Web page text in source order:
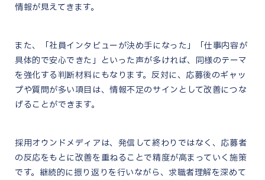
情報が見えてきます。
また、「社員インタビューが決め手になった」「仕事内容が
具体的で安心できた」といった声が多ければ、同様のテーマ
を強化する判断材料にもなります。反対に、応募後のギャッ
プや質問が多い項目は、情報不足のサインとして改善につな
げることができます。
採用オウンドメディアは、発信して終わりではなく、応募者
の反応をもとに改善を重ねることで精度が高まっていく施策
です。継続的に振り返りを行いながら、求職者理解を深めて